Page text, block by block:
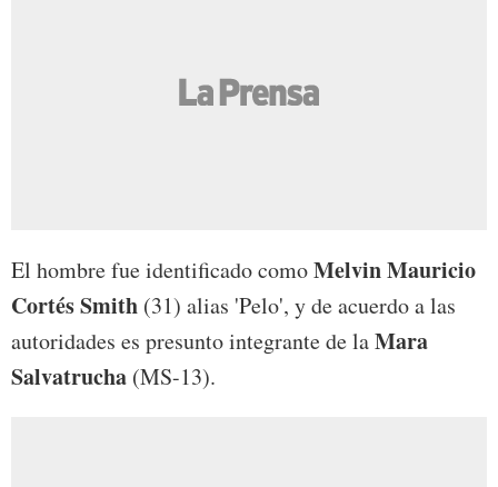
El hombre fue identificado comoMelvin Mauricio
Cortés Smith (31) alias 'Pelo', y de acuerdo a las
autoridades es presunto integrante de laMara
Salvatrucha (MS-13).